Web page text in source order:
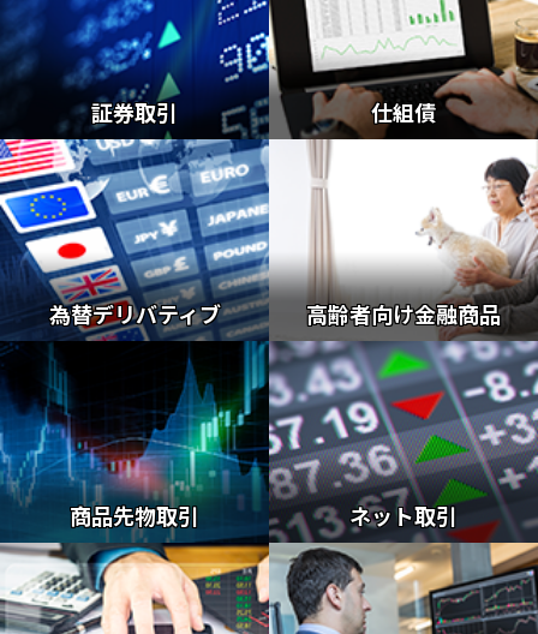
証券取引 仕組債
為替デリバティブ 高齢者向け金融商品
商品先物取引 ネット取引